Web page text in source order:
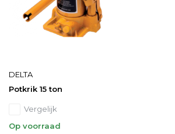
DELTA
Potkrik 15 ton
Vergelijk
Op voorraad